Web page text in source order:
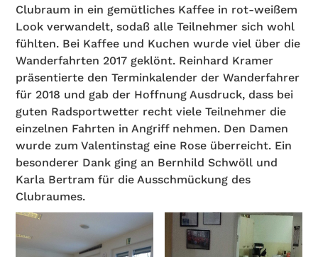
Clubraum in ein gemütliches Kaffee in rot-weißem
Look verwandelt, sodaß alle Teilnehmer sich wohl
fühlten. Bei Kaffee und Kuchen wurde viel über die
Wanderfahrten 2017 geklönt. Reinhard Kramer
präsentierte den Terminkalender der Wanderfahrer
für 2018 und gab der Hoffnung Ausdruck, dass bei
guten Radsportwetter recht viele Teilnehmer die
einzelnen Fahrten in Angriff nehmen. Den Damen
wurde zum Valentinstag eine Rose überreicht. Ein
besonderer Dank ging an Bernhild Schwöll und
Karla Bertram für die Ausschmückung des
Clubraumes.